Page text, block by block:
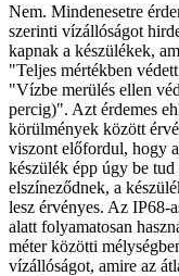
Nem. Mindenesetre
szerinti vízállóságot
kapnak a készülékek,
"Teljes mértékben
"Vízbe merülés ellen
percig)". Azt érdemes
körülmények között
viszont előfordul, hogy
készülék épp úgy be
elszíneződnek, a
lesz érvényes. Az IP68-
alatt folyamatosan
méter közötti
vízállóságot, amire az